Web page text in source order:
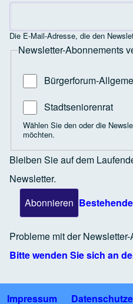
Die E-Mail-Adresse, die den
Newsletter-Abonnements
Bürgerforum-
Stadtseniorenrat
Wählen Sie den oder die
möchten.
Bleiben Sie auf dem
Newsletter.
Probleme mit der
Bitte wenden Sie sich an
Fußzeile
Impressum